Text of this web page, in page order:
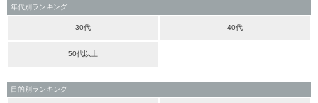
年代別ランキング
30代 40代
50代以上
目的別ランキング